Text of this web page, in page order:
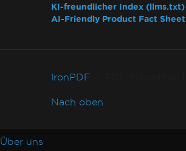
KI-freundlicher Index (llms.txt)
AI-Friendly Product Fact Sheet
IronPDF
Nach oben
Über uns